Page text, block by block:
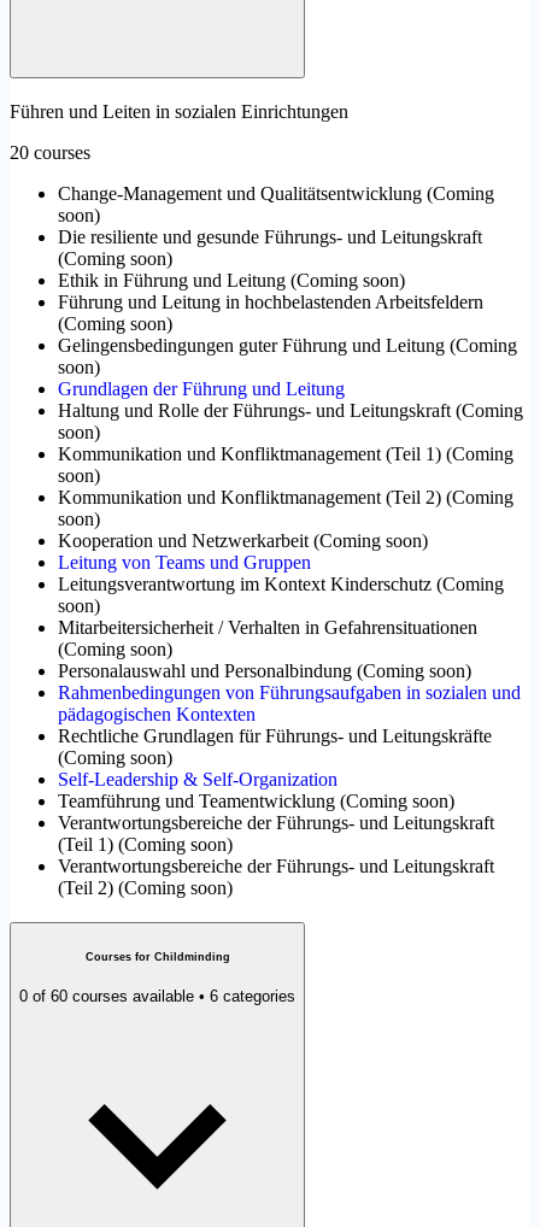
Führen und Leiten in sozialen Einrichtungen
20 courses
Change-Management und Qualitätsentwicklung (Coming
soon)
Die resiliente und gesunde Führungs- und Leitungskraft
(Coming soon)
Ethik in Führung und Leitung (Coming soon)
Führung und Leitung in hochbelastenden Arbeitsfeldern
(Coming soon)
Gelingensbedingungen guter Führung und Leitung (Coming
soon)
Grundlagen der Führung und Leitung
Haltung und Rolle der Führungs- und Leitungskraft (Coming
soon)
Kommunikation und Konfliktmanagement (Teil 1) (Coming
soon)
Kommunikation und Konfliktmanagement (Teil 2) (Coming
soon)
Kooperation und Netzwerkarbeit (Coming soon)
Leitung von Teams und Gruppen
Leitungsverantwortung im Kontext Kinderschutz (Coming
soon)
Mitarbeitersicherheit / Verhalten in Gefahrensituationen
(Coming soon)
Personalauswahl und Personalbindung (Coming soon)
Rahmenbedingungen von Führungsaufgaben in sozialen und
pädagogischen Kontexten
Rechtliche Grundlagen für Führungs- und Leitungskräfte
(Coming soon)
Self-Leadership & Self-Organization
Teamführung und Teamentwicklung (Coming soon)
Verantwortungsbereiche der Führungs- und Leitungskraft
(Teil 1) (Coming soon)
Verantwortungsbereiche der Führungs- und Leitungskraft
(Teil 2) (Coming soon)
Courses for Childminding
0 of 60 courses available • 6 categories